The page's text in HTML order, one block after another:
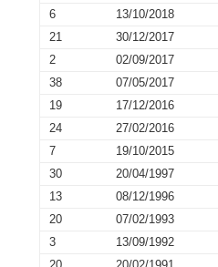
6
13/10/2018
21
30/12/2017
2
02/09/2017
38
07/05/2017
19
17/12/2016
24
27/02/2016
7
19/10/2015
30
20/04/1997
13
08/12/1996
20
07/02/1993
3
13/09/1992